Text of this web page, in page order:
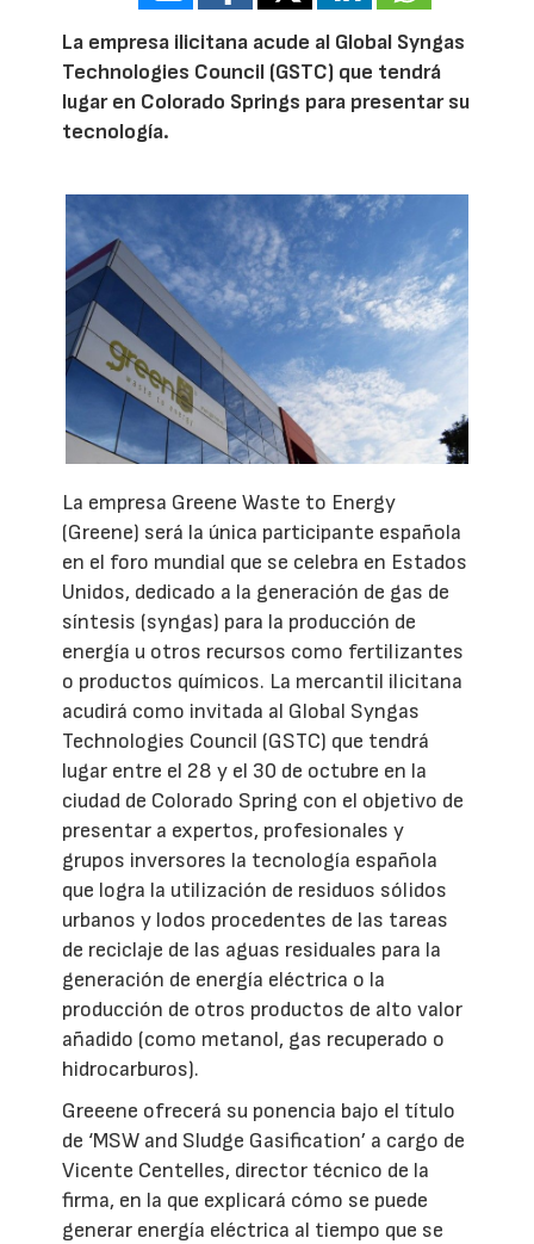
La empresa ilicitana acude al Global Syngas
Technologies Council (GSTC) que tendrá
lugar en Colorado Springs para presentar su
tecnología.
La empresa Greene Waste to Energy
(Greene) será la única participante española
en el foro mundial que se celebra en Estados
Unidos, dedicado a la generación de gas de
síntesis (syngas) para la producción de
energía u otros recursos como fertilizantes
o productos químicos. La mercantil ilicitana
acudirá como invitada al Global Syngas
Technologies Council (GSTC) que tendrá
lugar entre el 28 y el 30 de octubre en la
ciudad de Colorado Spring con el objetivo de
presentar a expertos, profesionales y
grupos inversores la tecnología española
que logra la utilización de residuos sólidos
urbanos y lodos procedentes de las tareas
de reciclaje de las aguas residuales para la
generación de energía eléctrica o la
producción de otros productos de alto valor
añadido (como metanol, gas recuperado o
hidrocarburos).
Greeene ofrecerá su ponencia bajo el título
de ‘MSW and Sludge Gasification’ a cargo de
Vicente Centelles, director técnico de la
firma, en la que explicará cómo se puede
generar energía eléctrica al tiempo que se